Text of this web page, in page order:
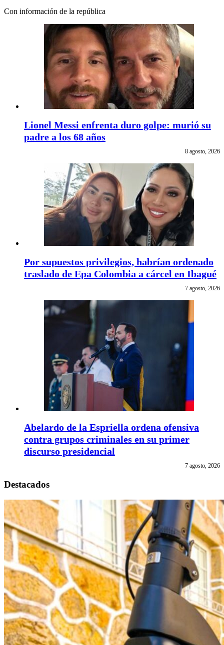
Con información de la república
Lionel Messi enfrenta duro golpe: murió su
padre a los 68 años
8 agosto, 2026
Por supuestos privilegios, habrían ordenado
traslado de Epa Colombia a cárcel en Ibagué
7 agosto, 2026
Abelardo de la Espriella ordena ofensiva
contra grupos criminales en su primer
discurso presidencial
7 agosto, 2026
Destacados